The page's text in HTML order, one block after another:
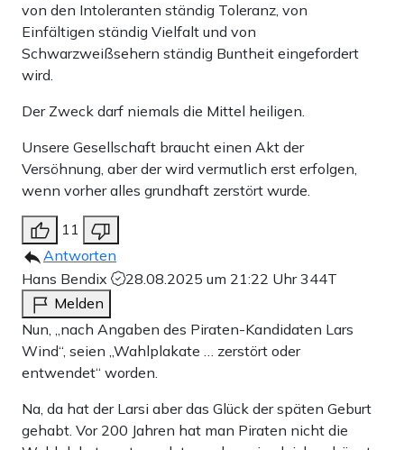
von den Intoleranten ständig Toleranz, von
Einfältigen ständig Vielfalt und von
Schwarzweißsehern ständig Buntheit eingefordert
wird.
Der Zweck darf niemals die Mittel heiligen.
Unsere Gesellschaft braucht einen Akt der
Versöhnung, aber der wird vermutlich erst erfolgen,
wenn vorher alles grundhaft zerstört wurde.
11
Antworten
Hans Bendix
28.08.2025 um 21:22 Uhr344T
Melden
Nun, „nach Angaben des Piraten-Kandidaten Lars
Wind“, seien „Wahlplakate … zerstört oder
entwendet“ worden.
Na, da hat der Larsi aber das Glück der späten Geburt
gehabt. Vor 200 Jahren hat man Piraten nicht die